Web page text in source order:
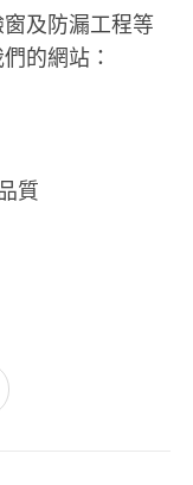
及防漏工程等
的網站：
質